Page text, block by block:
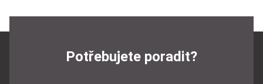
Potřebujete poradit?